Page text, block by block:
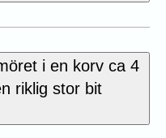
i en korv ca 4
riklig stor bit